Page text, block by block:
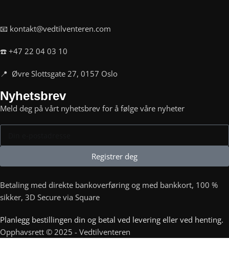
📧 kontakt@vedtilventeren.com
☎️ +47 22 04 03 10
📍 Øvre Slottsgate 27, 0157 Oslo
Nyhetsbrev
Meld deg på vårt nyhetsbrev for å følge våre nyheter
Registrer deg
Betaling med direkte bankoverføring og med bankkort, 100 %
sikker, 3D Secure via Square
Planlegg bestillingen din og betal ved levering eller ved henting.
Opphavsrett © 2025 - Vedtilventeren